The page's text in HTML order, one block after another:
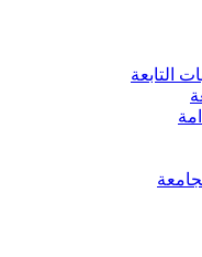
التابعة